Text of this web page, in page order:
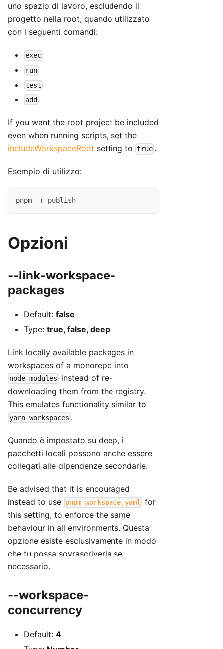
uno spazio di lavoro, escludendo il
progetto nella root, quando utilizzato
con i seguenti comandi:
exec
run
test
add
If you want the root project be included
even when running scripts, set the
includeWorkspaceRoot setting to true .
Esempio di utilizzo:
pnpm -r publish
Opzioni
--link-workspace-
packages
Default: false
Type: true, false, deep
Link locally available packages in
workspaces of a monorepo into
node_modules
instead of re-
downloading them from the registry.
This emulates functionality similar to
yarn workspaces .
Quando è impostato su deep, i
pacchetti locali possono anche essere
collegati alle dipendenze secondarie.
Be advised that it is encouraged
instead to use pnpm-workspace.yaml
for
this setting, to enforce the same
behaviour in all environments. Questa
opzione esiste esclusivamente in modo
che tu possa sovrascriverla se
necessario.
--workspace-
concurrency
Default: 4